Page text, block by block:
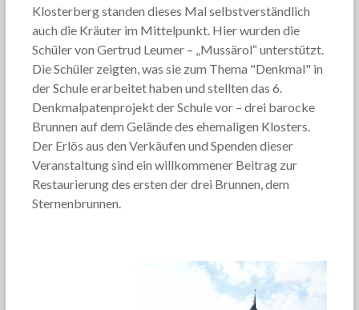
Klosterberg standen dieses Mal selbstverständlich
auch die Kräuter im Mittelpunkt. Hier wurden die
Schüler von Gertrud Leumer – „Mussärol“ unterstützt.
Die Schüler zeigten, was sie zum Thema "Denkmal" in
der Schule erarbeitet haben und stellten das 6.
Denkmalpatenprojekt der Schule vor – drei barocke
Brunnen auf dem Gelände des ehemaligen Klosters.
Der Erlös aus den Verkäufen und Spenden dieser
Veranstaltung sind ein willkommener Beitrag zur
Restaurierung des ersten der drei Brunnen, dem
Sternenbrunnen.